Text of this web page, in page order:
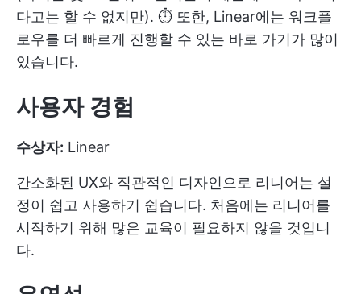
다고는 할 수 없지만). ⏱️ 또한, Linear에는 워크플
로우를 더 빠르게 진행할 수 있는 바로 가기가 많이
있습니다.
사용자 경험
수상자: Linear
간소화된 UX와 직관적인 디자인으로 리니어는 설
정이 쉽고 사용하기 쉽습니다. 처음에는 리니어를
시작하기 위해 많은 교육이 필요하지 않을 것입니
다.